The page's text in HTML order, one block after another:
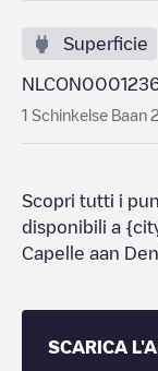
Superficie
1 Schinkelse Baan
Scopri tutti i
disponibili a
Capelle aan Den
SCARICA